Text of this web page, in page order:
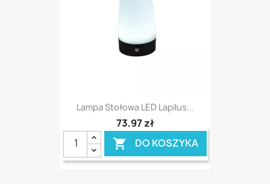
Lampa Stołowa LED Lapilus...
73,97 zł
 DO KOSZYKA